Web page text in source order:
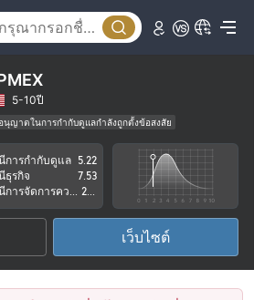
5-10ปี
นุญาตในการกำกับดูแลกำลังถูกตั้งข้อสงสัย
จทั่วโลก
ระวังความเสี่ยงอันตรายที่อาจจะซ่อนอยู่
การกำกับดูแล 5.22
ธุรกิจ
7.53
เว็บไซต์